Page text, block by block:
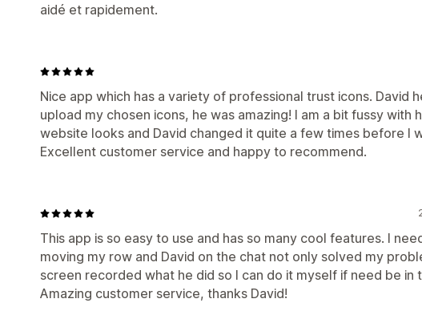
aidé et rapidement.
Nice app which has a variety of professional trust icons. David
upload my chosen icons, he was amazing! I am a bit fussy with
website looks and David changed it quite a few times before I
Excellent customer service and happy to recommend.
This app is so easy to use and has so many cool features. I
moving my row and David on the chat not only solved my
screen recorded what he did so I can do it myself if need be in
Amazing customer service, thanks David!